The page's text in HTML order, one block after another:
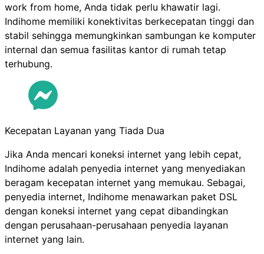
work from home, Anda tidak perlu khawatir lagi.
Indihome memiliki konektivitas berkecepatan tinggi dan
stabil sehingga memungkinkan sambungan ke komputer
internal dan semua fasilitas kantor di rumah tetap
terhubung.
Kecepatan Layanan yang Tiada Dua
Jika Anda mencari koneksi internet yang lebih cepat,
Indihome adalah penyedia internet yang menyediakan
beragam kecepatan internet yang memukau. Sebagai,
penyedia internet, Indihome menawarkan paket DSL
dengan koneksi internet yang cepat dibandingkan
dengan perusahaan-perusahaan penyedia layanan
internet yang lain.